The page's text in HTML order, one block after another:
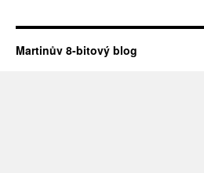
Martinův 8-bitový blog